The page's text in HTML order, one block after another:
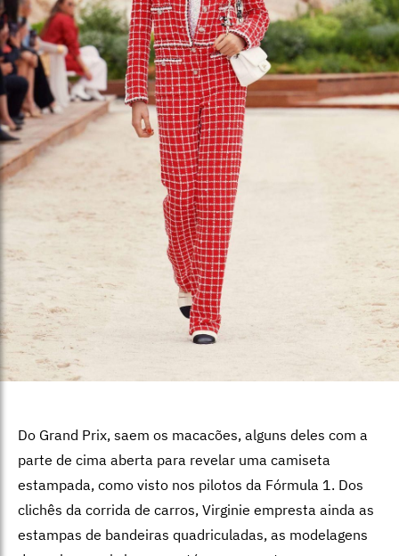
Do Grand Prix, saem os macacões, alguns deles com a
parte de cima aberta para revelar uma camiseta
estampada, como visto nos pilotos da Fórmula 1. Dos
clichês da corrida de carros, Virginie empresta ainda as
estampas de bandeiras quadriculadas, as modelagens